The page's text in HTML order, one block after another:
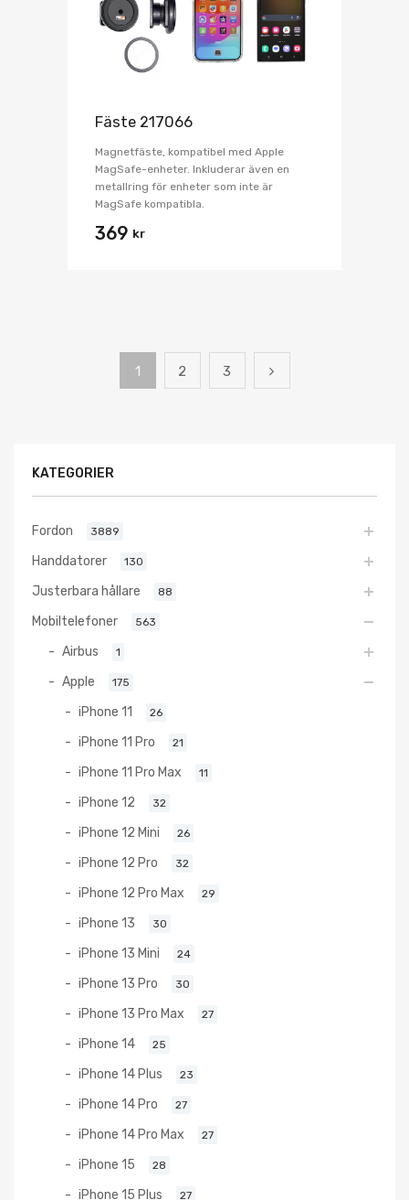
Fäste 217066
Magnetfäste, kompatibel med Apple
MagSafe-enheter. Inkluderar även en
metallring för enheter som inte är
MagSafe kompatibla.
369 kr
1 2 3
KATEGORIER
Fordon 3889
Handdatorer 130
Justerbara hållare 88
Mobiltelefoner 563
Airbus 1
Apple 175
iPhone 11 26
iPhone 11 Pro 21
iPhone 11 Pro Max 11
iPhone 12 32
iPhone 12 Mini 26
iPhone 12 Pro 32
iPhone 12 Pro Max 29
iPhone 13 30
iPhone 13 Mini 24
iPhone 13 Pro 30
iPhone 13 Pro Max 27
iPhone 14 25
iPhone 14 Plus 23
iPhone 14 Pro 27
iPhone 14 Pro Max 27
iPhone 15 28
iPhone 15 Plus 27